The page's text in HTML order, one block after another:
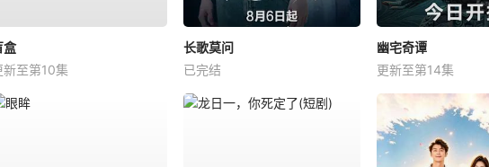
盒
新至第10集
长歌莫问
已完结
幽宅奇谭
更新至第14集